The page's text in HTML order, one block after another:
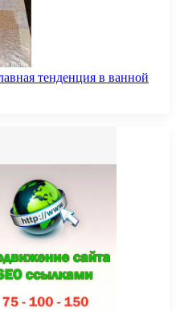
тенденция в ванной